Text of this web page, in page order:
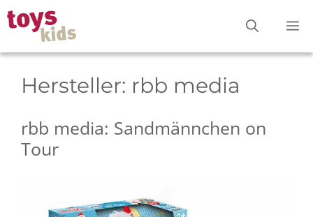
Zum
Inhalt
springen
Hersteller: rbb media
rbb media: Sandmännchen on
Tour